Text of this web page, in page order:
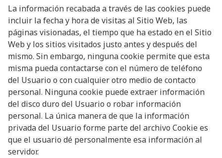
La información recabada a través de las cookies puede
incluir la fecha y hora de visitas al Sitio Web, las
páginas visionadas, el tiempo que ha estado en el Sitio
Web y los sitios visitados justo antes y después del
mismo. Sin embargo, ninguna cookie permite que esta
misma pueda contactarse con el número de teléfono
del Usuario o con cualquier otro medio de contacto
personal. Ninguna cookie puede extraer información
del disco duro del Usuario o robar información
personal. La única manera de que la información
privada del Usuario forme parte del archivo Cookie es
que el usuario dé personalmente esa información al
servidor.